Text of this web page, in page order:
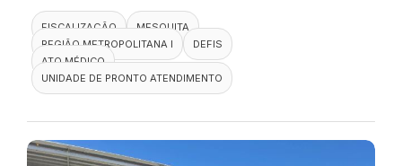
FISCALIZAÇÃO
MESQUITA
REGIÃO METROPOLITANA I
DEFIS
ATO MÉDICO
UNIDADE DE PRONTO ATENDIMENTO